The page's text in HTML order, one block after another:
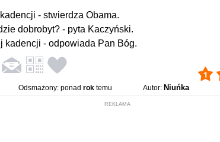
- stwierdza Obama.
dobrobyt? - pyta Kaczyński.
kadencji - odpowiada Pan Bóg.
Odsmażony: ponad rok temu Autor: Niuńka
REKLAMA